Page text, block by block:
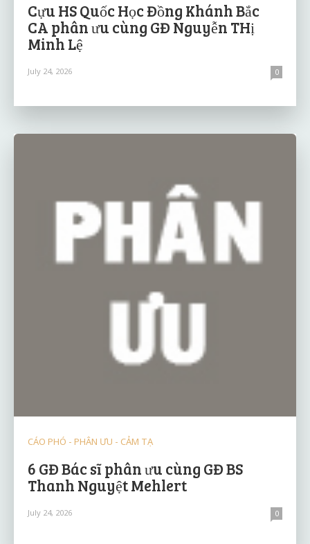
Cựu HS Quốc Học Đồng Khánh Bắc
CA phân ưu cùng GĐ Nguyễn THị
Minh Lệ
July 24, 2026 0
CÁO PHÓ - PHÂN ƯU - CẢM TẠ
6 GĐ Bác sĩ phân ưu cùng GĐ BS
Thanh Nguyệt Mehlert
July 24, 2026 0